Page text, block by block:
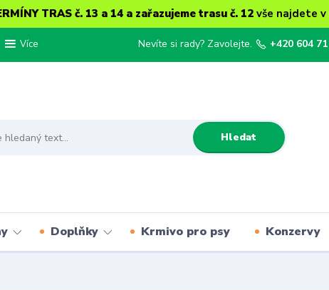
TRAS č. 13 a 14 a zařazujeme trasu č. 12 vše najdete v
Více
Hledat
Nevíte si rady? Zavolejte. +420 604
Doplňky Krmivo pro psy Konzervy